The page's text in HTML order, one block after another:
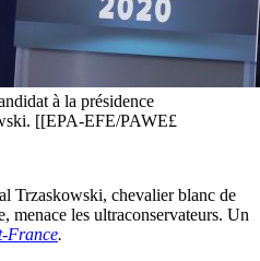
à la présidence
[[EPA-EFE/PAWE£
Trzaskowski, chevalier blanc de
menace les ultraconservateurs. Un
France.